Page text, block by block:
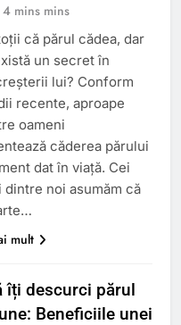
4 mins mins
că părul cădea, dar
un secret în
lui? Conform
recente, aproape
oameni
căderea părului
dat în viață. Cei
dintre noi asumăm că
mult
îți descurci părul
Beneficiile unei